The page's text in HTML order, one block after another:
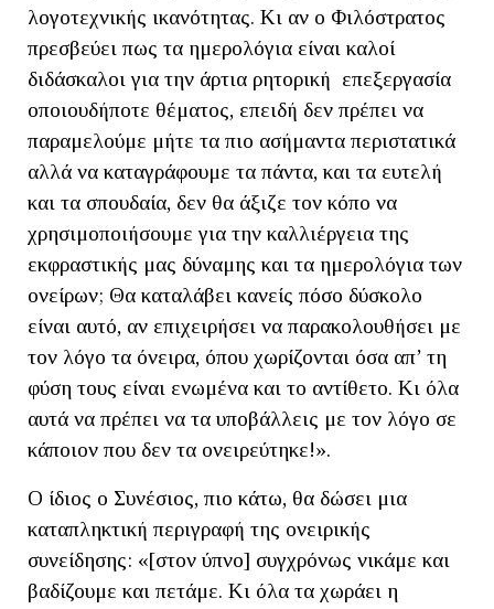
λογοτεχνικής ικανότητας. Κι αν ο Φιλόστρατος
πρεσβεύει πως τα ημερολόγια είναι καλοί
διδάσκαλοι για την άρτια ρητορική επεξεργασία
οποιουδήποτε θέματος, επειδή δεν πρέπει να
παραμελούμε μήτε τα πιο ασήμαντα περιστατικά
αλλά να καταγράφουμε τα πάντα, και τα ευτελή
και τα σπουδαία, δεν θα άξιζε τον κόπο να
χρησιμοποιήσουμε για την καλλιέργεια της
εκφραστικής μας δύναμης και τα ημερολόγια των
ονείρων; Θα καταλάβει κανείς πόσο δύσκολο
είναι αυτό, αν επιχειρήσει να παρακολουθήσει με
τον λόγο τα όνειρα, όπου χωρίζονται όσα απ’ τη
φύση τους είναι ενωμένα και το αντίθετο. Κι όλα
αυτά να πρέπει να τα υποβάλλεις με τον λόγο σε
κάποιον που δεν τα ονειρεύτηκε!».
Ο ίδιος ο Συνέσιος, πιο κάτω, θα δώσει μια
καταπληκτική περιγραφή της ονειρικής
συνείδησης: «[στον ύπνο] συγχρόνως νικάμε και
βαδίζουμε και πετάμε. Κι όλα τα χωράει η